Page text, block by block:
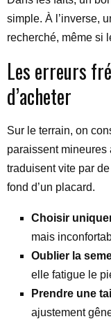
simple. À l’inverse,
recherché, même si
Les erreurs
d’acheter
Sur le terrain, on
paraissent mineures
traduisent vite par
fond d’un placard.
Choisir
mais
Oublier la
elle fatigue le
Prendre une
ajustement